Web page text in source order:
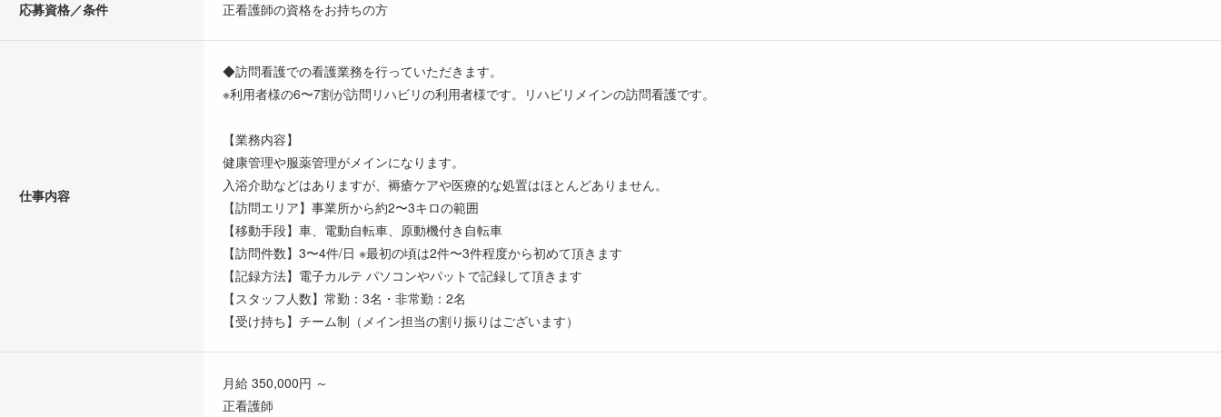
応募資格／条件 正看護師の資格をお持ちの方
仕事内容
◆訪問看護での看護業務を行っていただきます。
※利用者様の6〜7割が訪問リハビリの利用者様です。リハビリメインの訪問看護です。
【業務内容】
健康管理や服薬管理がメインになります。
入浴介助などはありますが、褥瘡ケアや医療的な処置はほとんどありません。
【訪問エリア】事業所から約2〜3キロの範囲
【移動手段】車、電動自転車、原動機付き自転車
【訪問件数】3〜4件/日 ※最初の頃は2件〜3件程度から初めて頂きます
【記録方法】電子カルテ パソコンやパットで記録して頂きます
【スタッフ人数】常勤：3名・非常勤：2名
【受け持ち】チーム制（メイン担当の割り振りはございます）
月給 350,000円 ～
正看護師